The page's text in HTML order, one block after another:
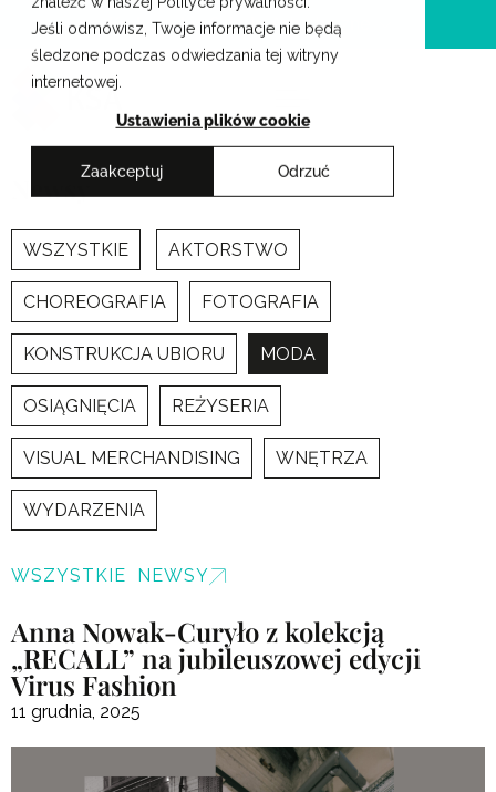
Jeśli odmówisz, Twoje informacje nie będą
śledzone podczas odwiedzania tej witryny
internetowej.
Ustawienia plików cookie
Zaakceptuj Odrzuć
Przejdź
treści
Krakowskie Szkoły Artystyczne
Newsy
WSZYSTKIE AKTORSTWO
CHOREOGRAFIA FOTOGRAFIA
KONSTRUKCJA UBIORU MODA
OSIĄGNIĘCIA REŻYSERIA
VISUAL MERCHANDISING WNĘTRZA
WYDARZENIA
WSZYSTKIE NEWSY
Anna Nowak-Curyło z kolekcją
„RECALL” na jubileuszowej edycji
Virus Fashion
11 grudnia, 2025